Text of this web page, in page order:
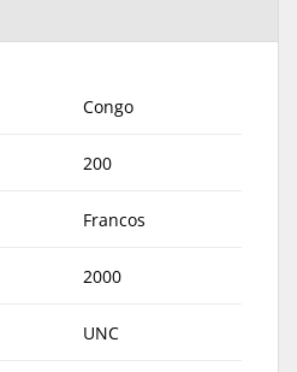
Congo
200
Francos
2000
UNC